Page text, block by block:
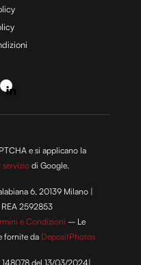
e si applicano la
servizio di Google.
6, 20139 Milano |
2592853
e Condizioni – Le
fornite da DepositPhotos
148078 del 13/03/2024|